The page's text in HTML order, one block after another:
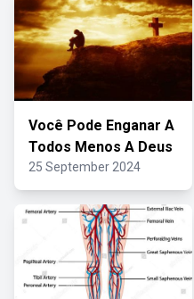
Você Pode Enganar A
Todos Menos A Deus
25 September 2024